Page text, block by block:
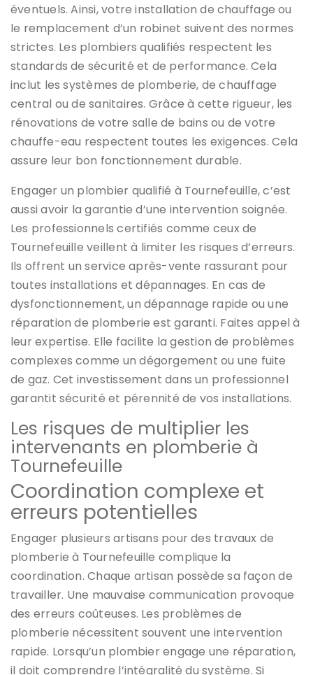
éventuels. Ainsi, votre installation de chauffage ou
le remplacement d’un robinet suivent des normes
strictes. Les plombiers qualifiés respectent les
standards de sécurité et de performance. Cela
inclut les systèmes de plomberie, de chauffage
central ou de sanitaires. Grâce à cette rigueur, les
rénovations de votre salle de bains ou de votre
chauffe-eau respectent toutes les exigences. Cela
assure leur bon fonctionnement durable.
Engager un plombier qualifié à Tournefeuille, c’est
aussi avoir la garantie d’une intervention soignée.
Les professionnels certifiés comme ceux de
Tournefeuille veillent à limiter les risques d’erreurs.
Ils offrent un service après-vente rassurant pour
toutes installations et dépannages. En cas de
dysfonctionnement, un dépannage rapide ou une
réparation de plomberie est garanti. Faites appel à
leur expertise. Elle facilite la gestion de problèmes
complexes comme un dégorgement ou une fuite
de gaz. Cet investissement dans un professionnel
garantit sécurité et pérennité de vos installations.
Les risques de multiplier les
intervenants en plomberie à
Tournefeuille
Coordination complexe et
erreurs potentielles
Engager plusieurs artisans pour des travaux de
plomberie à Tournefeuille complique la
coordination. Chaque artisan possède sa façon de
travailler. Une mauvaise communication provoque
des erreurs coûteuses. Les problèmes de
plomberie nécessitent souvent une intervention
rapide. Lorsqu’un plombier engage une réparation,
il doit comprendre l’intégralité du système. Si